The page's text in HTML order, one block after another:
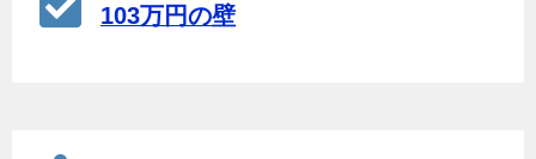
103万円の壁